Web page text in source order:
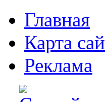
Главная
Карта
Реклама